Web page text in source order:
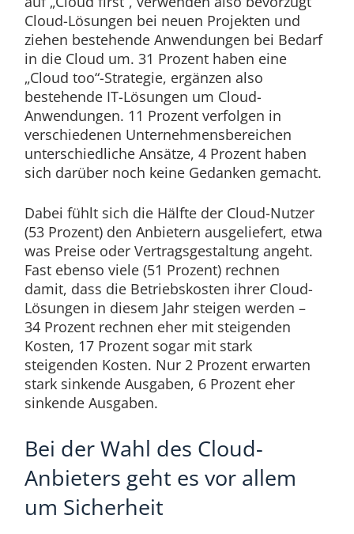
Cloud-Lösungen bei neuen Projekten und
ziehen bestehende Anwendungen bei Bedarf
in die Cloud um. 31 Prozent haben eine
„Cloud too“-Strategie, ergänzen also
bestehende IT-Lösungen um Cloud-
Anwendungen. 11 Prozent verfolgen in
verschiedenen Unternehmensbereichen
unterschiedliche Ansätze, 4 Prozent haben
sich darüber noch keine Gedanken gemacht.
Dabei fühlt sich die Hälfte der Cloud-Nutzer
(53 Prozent) den Anbietern ausgeliefert, etwa
was Preise oder Vertragsgestaltung angeht.
Fast ebenso viele (51 Prozent) rechnen
damit, dass die Betriebskosten ihrer Cloud-
Lösungen in diesem Jahr steigen werden –
34 Prozent rechnen eher mit steigenden
Kosten, 17 Prozent sogar mit stark
steigenden Kosten. Nur 2 Prozent erwarten
stark sinkende Ausgaben, 6 Prozent eher
sinkende Ausgaben.
Bei der Wahl des Cloud-
Anbieters geht es vor allem
um Sicherheit